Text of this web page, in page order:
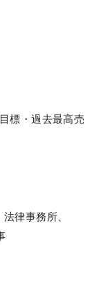
・過去最高売
律事務所、